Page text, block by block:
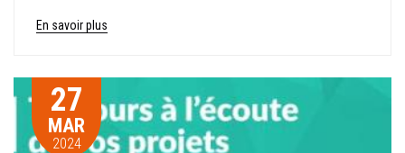
En savoir plus
27
MAR
2024